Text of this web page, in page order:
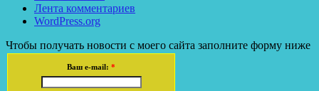
Лента комментариев
WordPress.org
Чтобы получать новости с моего сайта заполните форму ниже
Ваш e-mail: *